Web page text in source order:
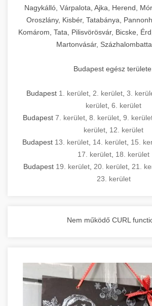
Nagykálló, Várpalota, Ajka, Herend,
Oroszlány, Kisbér, Tatabánya,
Komárom, Tata, Pilisvörösvár, Bicske,
Martonvásár,
Budapest egész
Budapest 1. kerület 2. kerület 3.
kerület 6. kerület
Budapest 7. kerület, 8. kerület, 9.
kerület 12. kerület
Budapest 13. kerület 14. kerület 15.
17. kerület 18. kerület
Budapest 19. kerület 20. kerület 21.
23. kerület
Nem működő CURL